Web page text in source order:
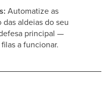
Automatize as
aldeias do seu
principal —
a funcionar.